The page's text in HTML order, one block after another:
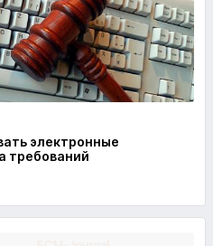
электронные
требований